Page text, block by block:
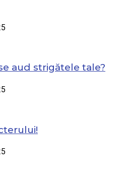
aud strigătele tale?